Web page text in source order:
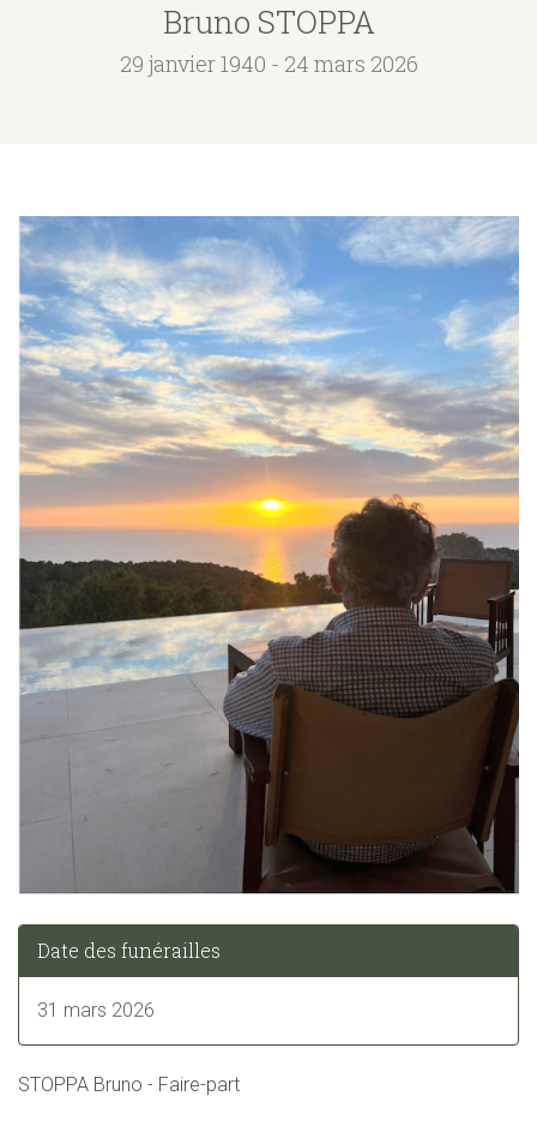
Bruno STOPPA
29 janvier 1940 - 24 mars 2026
Date des funérailles
31 mars 2026
STOPPA Bruno - Faire-part